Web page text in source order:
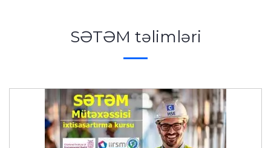
SƏTƏM təlimləri